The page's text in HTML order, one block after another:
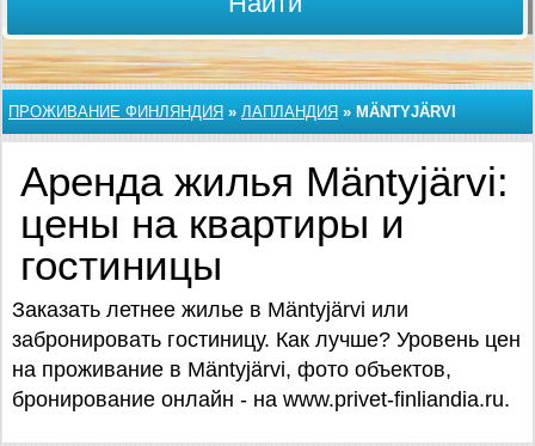
ПРОЖИВАНИЕ ФИНЛЯНДИЯ » ЛАПЛАНДИЯ » MÄNTYJÄRVI
Аренда жилья Mäntyjärvi:
цены на квартиры и
гостиницы
Заказать летнее жилье в Mäntyjärvi или
забронировать гостиницу. Как лучше? Уровень цен
на проживание в Mäntyjärvi, фото объектов,
бронирование онлайн - на www.privet-finliandia.ru.